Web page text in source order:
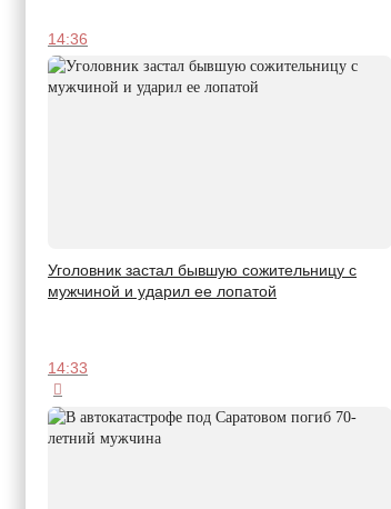
14:36
Уголовник застал бывшую сожительницу с
мужчиной и ударил ее лопатой
14:33